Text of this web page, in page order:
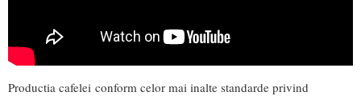
Productia cafelei conform celor mai inalte standarde privind